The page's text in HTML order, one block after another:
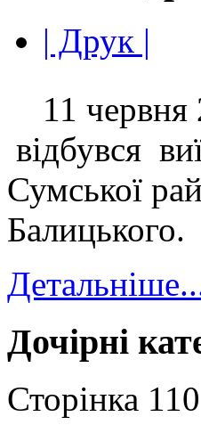
| Друк |
11 червня
відбувся
Сумської
Балицького.
Дочірні
Сторінка